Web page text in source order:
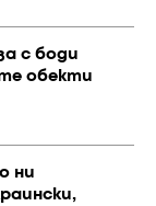
с боди
обекти
ни